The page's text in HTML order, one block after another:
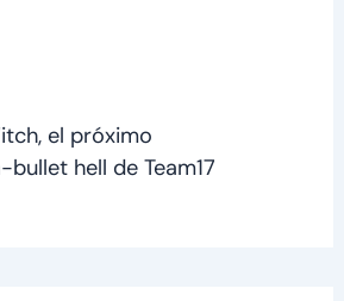
el próximo
hell de Team17